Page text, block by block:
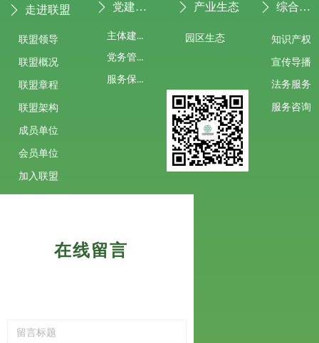
在线留言
联盟领导
联盟概况
联盟章程
联盟架构
成员单位
会员单位
加入联盟
主体建设
党务管理
服务保障
园区生态 知识产权
宣传导播
法务服务
服务咨询
ꄲ 走进联盟 ꄲ 党建专栏 ꄲ 产业生态 ꄲ 综合服务